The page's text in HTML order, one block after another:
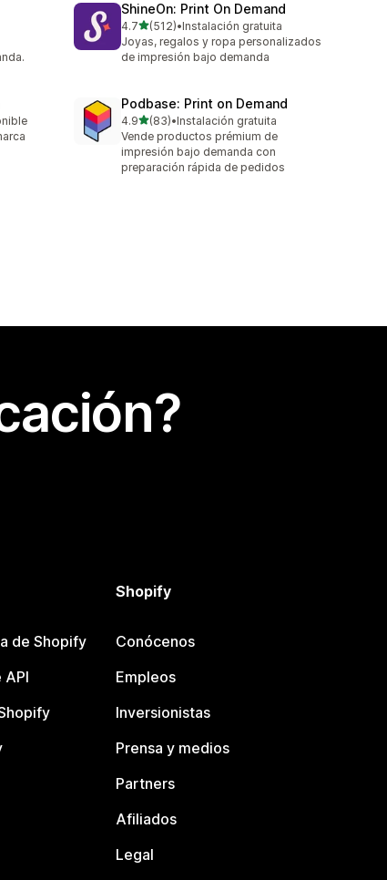
ShineOn: Print On Demand
4.7de 5 estrellas
(512)
512 reseñas en total
•Instalación gratuita
Joyas, regalos y ropa personalizados
de impresión bajo demanda
Podbase: Print on Demand
4.9de 5 estrellas
(83)
83 reseñas en total
•Instalación gratuita
Vende productos prémium de
impresión bajo demanda con
preparación rápida de pedidos
de Shopify
API
Shopify
Conócenos
Empleos
Inversionistas
Prensa y medios
Partners
Afiliados
Legal